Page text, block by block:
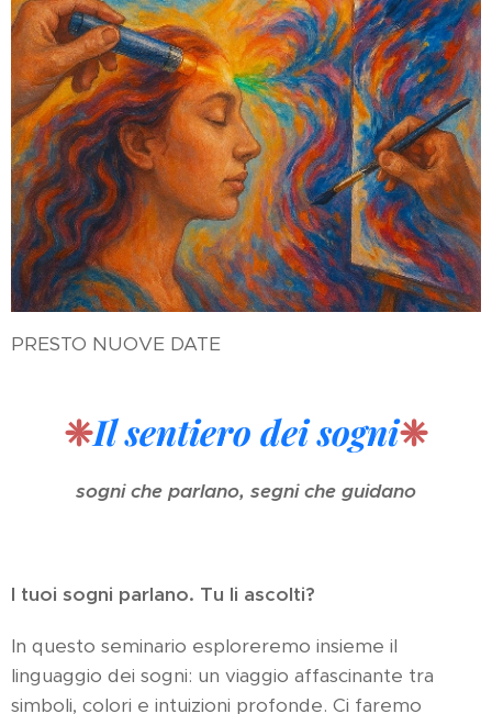
PRESTO NUOVE DATE
❈Il sentiero dei sogni❈
sogni che parlano, segni che guidano
I tuoi sogni parlano. Tu li ascolti?
In questo seminario esploreremo insieme il
linguaggio dei sogni: un viaggio affascinante tra
simboli, colori e intuizioni profonde. Ci faremo